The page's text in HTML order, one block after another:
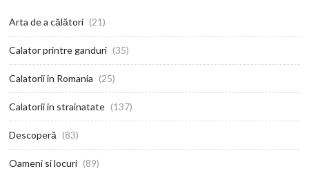
Arta de a călători (21)
Calator printre ganduri (35)
Calatorii in Romania (25)
Calatorii in strainatate (137)
Descoperă (83)
Oameni si locuri (89)